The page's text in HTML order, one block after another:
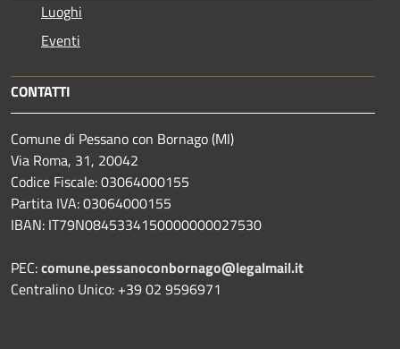
Luoghi
Eventi
CONTATTI
Comune di Pessano con Bornago (MI)
Via Roma, 31, 20042
Codice Fiscale: 03064000155
Partita IVA: 03064000155
IBAN: IT79N0845334150000000027530
PEC:comune.pessanoconbornago@legalmail.it
Centralino Unico: +39 02 9596971